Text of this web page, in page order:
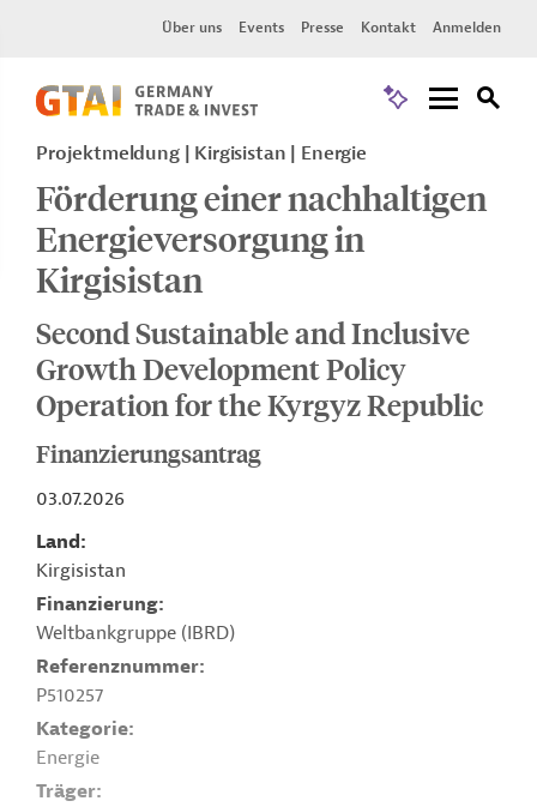
Über uns Events Presse Kontakt Anmelden
Projektmeldung Kirgisistan Energie
Förderung einer nachhaltigen
Energieversorgung in
Kirgisistan
Second Sustainable and Inclusive
Growth Development Policy
Operation for the Kyrgyz Republic
Finanzierungsantrag
03.07.2026
Land
Kirgisistan
Finanzierung
Weltbankgruppe (IBRD)
Referenznummer
P510257
Kategorie
Energie
Träger